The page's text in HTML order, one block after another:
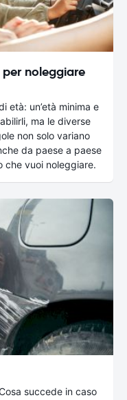
noleggiare
età: un’età minima e
ma le diverse
non solo variano
da paese a paese
che vuoi noleggiare.
succede in caso